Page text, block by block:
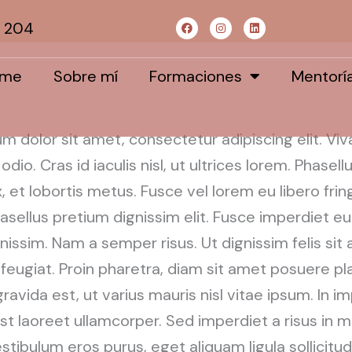
204 F
a
c
o
o
I
n
s
g
r
L
i
n
d
Sobre mí Formaciones
dolor sit amet, consectetur adipiscing elit.
Cras id iaculis nisl, ut ultrices lorem.
et lobortis metus. Fusce vel lorem eu libero
pretium dignissim elit. Fusce imperdiet
Nam a semper risus. Ut dignissim felis sit
Proin pharetra, diam sit amet posuere
est, ut varius mauris nisl vitae ipsum. In
laoreet ullamcorper. Sed imperdiet a risus in
eros purus, eget aliquam ligula